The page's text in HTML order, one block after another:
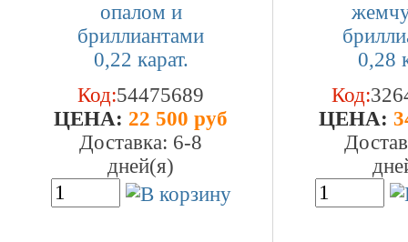
Код:54475689
ЦEHA: 22 500 руб
Доставка: 6-8
дней(я)
Код:
ЦEHA: